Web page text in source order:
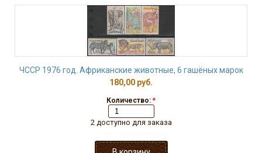
ЧССР 1976 год. Африканские животные, 6 гашёных марок
180,00 руб.
Количество: *
2 доступно для заказа